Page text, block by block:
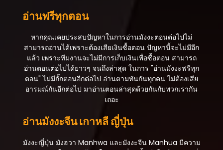
อ่านฟรีทุกตอน
หากคุณเคยประสบปัญหาในการอ่านมังงะตอนต่อไปไม่
สามารถอ่านได้เพราะต้องเสียเงินซื้อตอน ปัญหานี้จะไม่มีอีก
แล้ว เพราะทีมงานจะไม่มีการเก็บเงินเพื่อซื้อตอน สามารถ
อ่านตอนต่อไปได้ยาวๆ จนถึงล่าสุด ในการ "อ่านมังงะฟรีทุก
ตอน" ไม่มีกั๊กตอนอีกต่อไป อ่านตามทันกันทุกคน ไม่ต้องเสีย
อารมณ์กันอีกต่อไป มาอ่านตอนล่าสุดด้วยกันกับพวกเรากัน
เถอะ
อ่านมังงะจีน เกาหลี ญี่ปุ่น
มังงะญี่ปุ่น มังฮวา Manhwa และมังงะจีน Manhua มีความ